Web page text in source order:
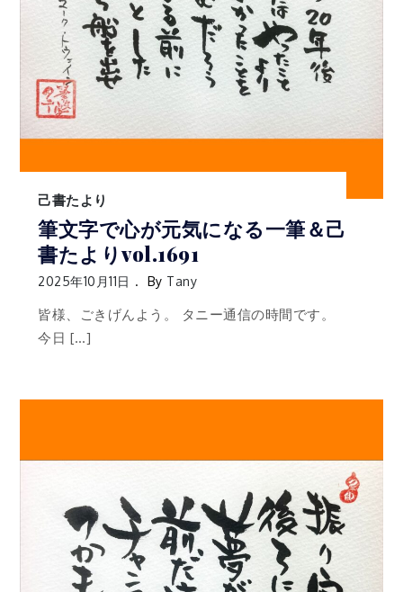
己書たより
筆文字で心が元気になる一筆＆己
書たよりvol.1691
2025年10月11日 By Tany
皆様、ごきげんよう。 タニー通信の時間です。
今日 […]